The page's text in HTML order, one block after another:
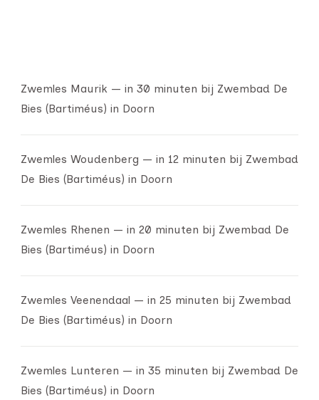
Zwemles Maurik — in 30 minuten bij Zwembad De
Bies (Bartiméus) in Doorn
Zwemles Woudenberg — in 12 minuten bij Zwembad
De Bies (Bartiméus) in Doorn
Zwemles Rhenen — in 20 minuten bij Zwembad De
Bies (Bartiméus) in Doorn
Zwemles Veenendaal — in 25 minuten bij Zwembad
De Bies (Bartiméus) in Doorn
Zwemles Lunteren — in 35 minuten bij Zwembad De
Bies (Bartiméus) in Doorn